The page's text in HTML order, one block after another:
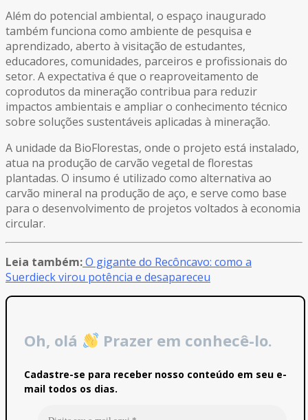
Além do potencial ambiental, o espaço inaugurado
também funciona como ambiente de pesquisa e
aprendizado, aberto à visitação de estudantes,
educadores, comunidades, parceiros e profissionais do
setor. A expectativa é que o reaproveitamento de
coprodutos da mineração contribua para reduzir
impactos ambientais e ampliar o conhecimento técnico
sobre soluções sustentáveis aplicadas à mineração.
A unidade da BioFlorestas, onde o projeto está instalado,
atua na produção de carvão vegetal de florestas
plantadas. O insumo é utilizado como alternativa ao
carvão mineral na produção de aço, e serve como base
para o desenvolvimento de projetos voltados à economia
circular.
Leia também:O gigante do Recôncavo: como a
Suerdieck virou potência e desapareceu
Oh, olá Prazer em conhecê-lo.
Cadastre-se para receber nosso conteúdo em seu e-
mail todos os dias.